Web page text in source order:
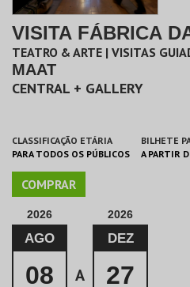
VISITA FÁBRICA
TEATRO & ARTE | VISITAS
MAAT
CENTRAL + GALLERY
CLASSIFICAÇÃO ETÁRIA
PARA TODOS OS PÚBLICOS
BILHETE
A PARTIR
COMPRAR
2026
AGO
08 A
2026
DEZ
27